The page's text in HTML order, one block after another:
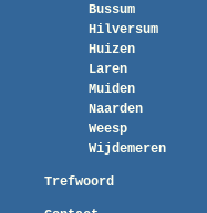
Bussum
Hilversum
Huizen
Laren
Muiden
Naarden
Weesp
Wijdemeren
Trefwoord